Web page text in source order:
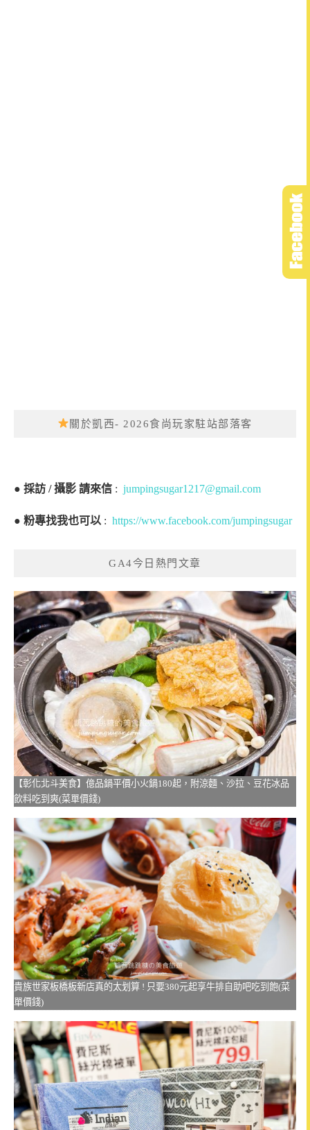
關於凱西- 2026食尚玩家駐站部落客
● 採訪 / 攝影 請來信 : jumpingsugar1217@gmail.com
● 粉專找我也可以 : https://www.facebook.com/jumpingsugar
GA4今日熱門文章
【彰化北斗美食】億品鍋平價小火鍋180起，附涼麵、沙拉、豆花冰品
飲料吃到爽(菜單價錢)
貴族世家板橋板新店真的太划算 ! 只要380元起享牛排自助吧吃到飽(菜
單價錢)